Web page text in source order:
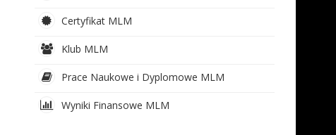
Certyfikat MLM
Klub MLM
Prace Naukowe i Dyplomowe MLM
Wyniki Finansowe MLM